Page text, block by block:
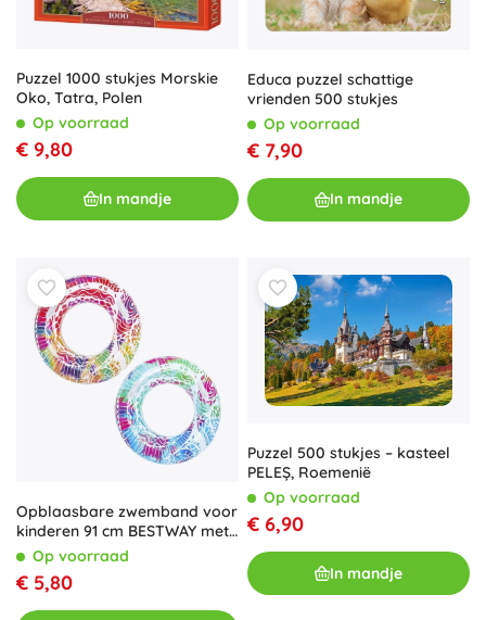
Puzzel 1000 stukjes Morskie
Oko, Tatra, Polen
Op voorraad
€ 9,80
In mandje
Educa puzzel schattige
vrienden 500 stukjes
Op voorraad
€ 7,90
In mandje
Opblaasbare zwemband voor
kinderen 91 cm BESTWAY met
handgrepen – kleurrijk
mozaïekpatroon
Op voorraad
€ 5,80
Puzzel 500 stukjes – kasteel
PELEȘ, Roemenië
Op voorraad
€ 6,90
In mandje